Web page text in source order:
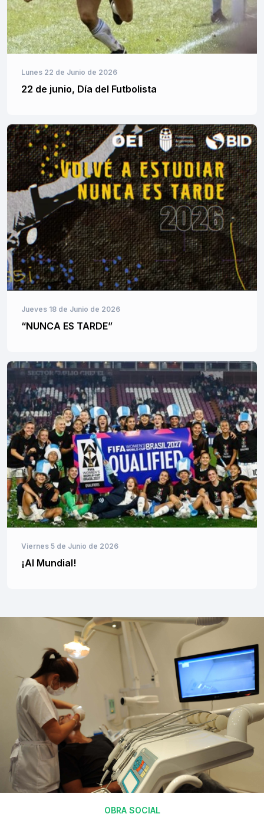
Lunes 22 de Junio de 2026
22 de junio, Día del Futbolista
Jueves 18 de Junio de 2026
“NUNCA ES TARDE”
Viernes 5 de Junio de 2026
¡Al Mundial!
OBRA SOCIAL